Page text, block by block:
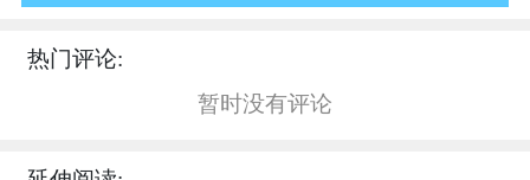
热门评论:
暂时没有评论